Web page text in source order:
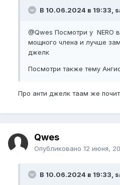
В 10.06.2024 в 19:33,
@Qwes Посмотри у NERO
мощного члена и лучше
джелк
Посмотри также тему
Про анти джелк таам же
Qwes
Опубликовано 12 июня,
В 10.06.2024 в 19:33,